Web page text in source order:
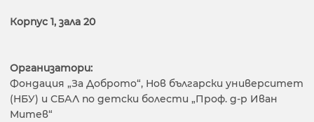
Корпус 1, зала 20
Организатори:
Фондация „За Доброто“, Нов български университет
(НБУ) и СБАЛ по детски болести „Проф. д-р Иван
Митев“